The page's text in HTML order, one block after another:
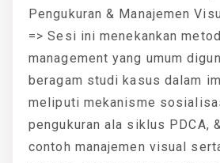
Pengukuran & Manajemen
=> Sesi ini menekankan
management yang umum
beragam studi kasus dalam
meliputi mekanisme
pengukuran ala siklus PDCA,
contoh manajemen visual